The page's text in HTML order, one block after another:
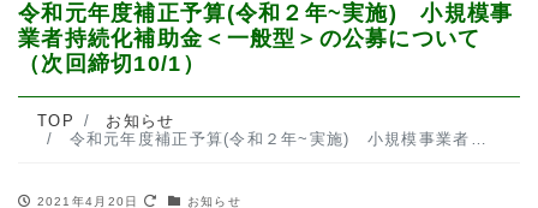
令和元年度補正予算(令和２年~実施) 小規模事
業者持続化補助金＜一般型＞の公募について
（次回締切10/1）
TOP
お知らせ
令和元年度補正予算(令和２年~実施) 小規模事業者持続化補助金＜一般型＞の公募について（次回締切10/1）
2021年4月20日 お知らせ